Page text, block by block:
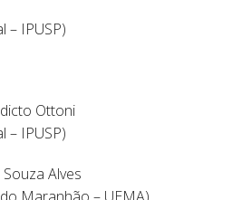
– IPUSP)
Ottoni
– IPUSP)
Alves